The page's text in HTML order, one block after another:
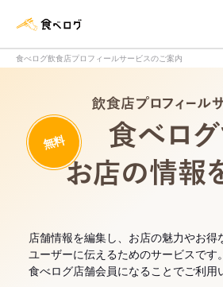
食べログ飲食店プロフィールサービスのご案内
無料
店舗情報を編集し、お店の魅力やお得
ユーザーに伝えるためのサービスです。
食べログ店舗会員になることでご利用